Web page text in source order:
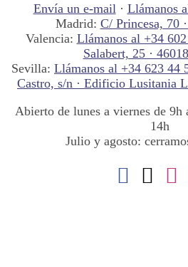
Envía un e-mail · Llámanos
Madrid: C/ Princesa, 70
Valencia: Llámanos al +34
Salabert, 25 ·
Sevilla: Llámanos al +34 623 44
Castro, s/n · Edificio Lusitania
Abierto de lunes a viernes de 9h
14h
Julio y agosto: